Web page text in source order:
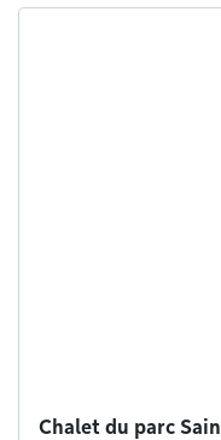
Chalet du parc